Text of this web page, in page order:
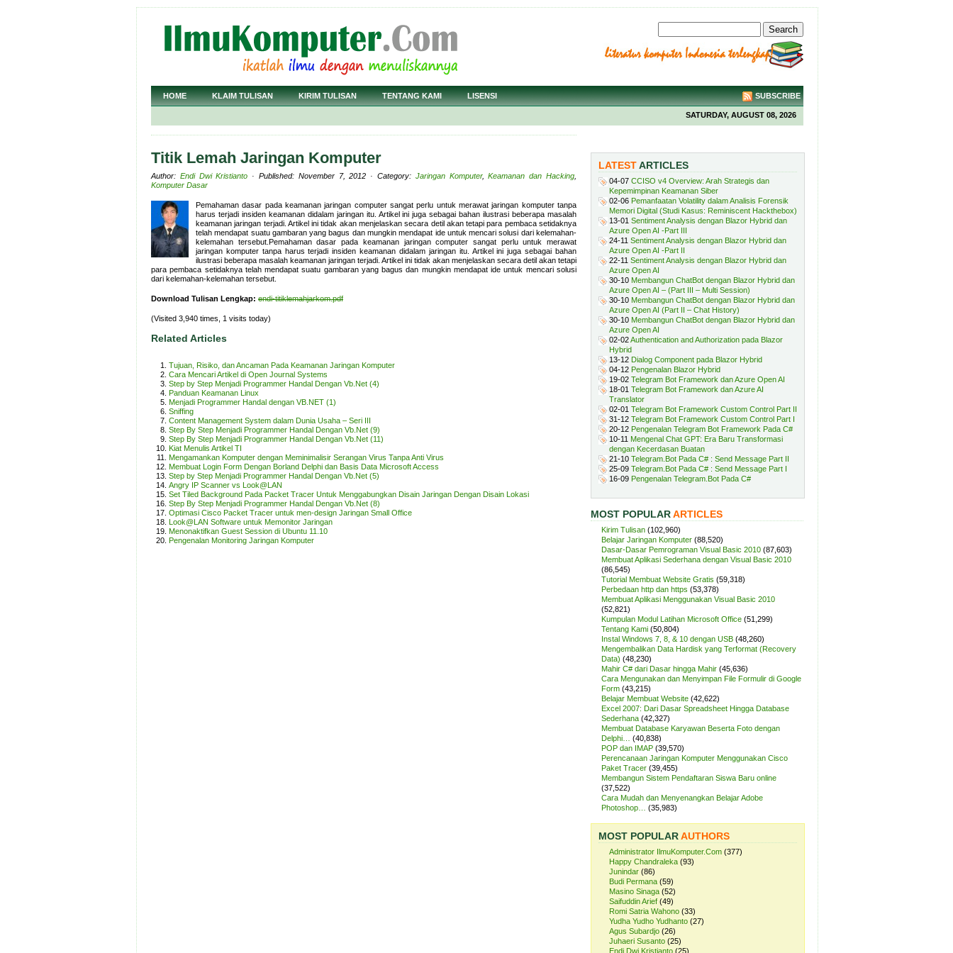
HOME KLAIM TULISAN KIRIM TULISAN TENTANG KAMI LISENSI SUBSCRIBE
SATURDAY, AUGUST 08, 2026
Titik Lemah Jaringan Komputer
Author: Endi Dwi Kristianto · Published: November 7, 2012 · Category: Jaringan Komputer,Keamanan dan Hacking
Komputer Dasar
Pemahaman dasar pada keamanan jaringan computer sangat perlu untuk merawat jaringan komputer tanpa
harus terjadi insiden keamanan didalam jaringan itu. Artikel ini juga sebagai bahan ilustrasi beberapa masalah
keamanan jaringan terjadi. Artikel ini tidak akan menjelaskan secara detil akan tetapi para pembaca setidaknya
telah mendapat suatu gambaran yang bagus dan mungkin mendapat ide untuk mencari solusi dari kelemahan-
kelemahan tersebut.Pemahaman dasar pada keamanan jaringan computer sangat perlu untuk merawat
jaringan komputer tanpa harus terjadi insiden keamanan didalam jaringan itu. Artikel ini juga sebagai bahan
ilustrasi beberapa masalah keamanan jaringan terjadi. Artikel ini tidak akan menjelaskan secara detil akan tetapi
para pembaca setidaknya telah mendapat suatu gambaran yang bagus dan mungkin mendapat ide untuk mencari solusi
dari kelemahan-kelemahan tersebut.
Download Tulisan Lengkap: endi-titiklemahjarkom.pdf
(Visited 3,940 times, 1 visits today)
Related Articles
Tujuan, Risiko, dan Ancaman Pada Keamanan Jaringan Komputer
Cara Mencari Artikel di Open Journal Systems
Step by Step Menjadi Programmer Handal Dengan Vb.Net (4)
Panduan Keamanan Linux
Menjadi Programmer Handal dengan VB.NET (1)
Sniffing
Content Management System dalam Dunia Usaha – Seri III
Step By Step Menjadi Programmer Handal Dengan Vb.Net (9)
Step By Step Menjadi Programmer Handal Dengan Vb.Net (11)
Kiat Menulis Artikel TI
Mengamankan Komputer dengan Meminimalisir Serangan Virus Tanpa Anti Virus
Membuat Login Form Dengan Borland Delphi dan Basis Data Microsoft Access
Step by Step Menjadi Programmer Handal Dengan Vb.Net (5)
Angry IP Scanner vs Look@LAN
Set Tiled Background Pada Packet Tracer Untuk Menggabungkan Disain Jaringan Dengan Disain Lokasi
Step By Step Menjadi Programmer Handal Dengan Vb.Net (8)
Optimasi Cisco Packet Tracer untuk men-design Jaringan Small Office
Look@LAN Software untuk Memonitor Jaringan
Menonaktifkan Guest Session di Ubuntu 11.10
Pengenalan Monitoring Jaringan Komputer
LATESTARTICLES
04-07 CCISO v4 Overview: Arah Strategis dan
Kepemimpinan Keamanan Siber
02-06 Pemanfaatan Volatility dalam Analisis Forensik
Memori Digital (Studi Kasus: Reminiscent Hackthebox)
13-01 Sentiment Analysis dengan Blazor Hybrid dan
Azure Open AI -Part III
24-11 Sentiment Analysis dengan Blazor Hybrid dan
Azure Open AI -Part II
22-11 Sentiment Analysis dengan Blazor Hybrid dan
Azure Open AI
30-10 Membangun ChatBot dengan Blazor Hybrid dan
Azure Open AI – (Part III – Multi Session)
30-10 Membangun ChatBot dengan Blazor Hybrid dan
Azure Open AI (Part II – Chat History)
30-10 Membangun ChatBot dengan Blazor Hybrid dan
Azure Open AI
02-02Authentication and Authorization pada Blazor
Hybrid
13-12 Dialog Component pada Blazor Hybrid
04-12 Pengenalan Blazor Hybrid
19-02 Telegram Bot Framework dan Azure Open AI
18-01 Telegram Bot Framework dan Azure AI
Translator
02-01 Telegram Bot Framework Custom Control Part II
31-12 Telegram Bot Framework Custom Control Part I
20-12 Pengenalan Telegram Bot Framework Pada C#
10-11 Mengenal Chat GPT: Era Baru Transformasi
dengan Kecerdasan Buatan
21-10 Telegram.Bot Pada C# : Send Message Part II
25-09 Telegram.Bot Pada C# : Send Message Part I
16-09 Pengenalan Telegram.Bot Pada C#
MOST POPULARARTICLES
Kirim Tulisan (102,960)
Belajar Jaringan Komputer (88,520)
Dasar-Dasar Pemrograman Visual Basic 2010 (87,603)
Membuat Aplikasi Sederhana dengan Visual Basic 2010
(86,545)
Tutorial Membuat Website Gratis (59,318)
Perbedaan http dan https (53,378)
Membuat Aplikasi Menggunakan Visual Basic 2010
(52,821)
Kumpulan Modul Latihan Microsoft Office (51,299)
Tentang Kami (50,804)
Instal Windows 7, 8, & 10 dengan USB (48,260)
Mengembalikan Data Hardisk yang Terformat (Recovery
Data) (48,230)
Mahir C# dari Dasar hingga Mahir (45,636)
Cara Mengunakan dan Menyimpan File Formulir di Google
Form (43,215)
Belajar Membuat Website (42,622)
Excel 2007: Dari Dasar Spreadsheet Hingga Database
Sederhana (42,327)
Membuat Database Karyawan Beserta Foto dengan
Delphi…
(40,838)
POP dan IMAP (39,570)
Perencanaan Jaringan Komputer Menggunakan Cisco
Paket Tracer (39,455)
Membangun Sistem Pendaftaran Siswa Baru online
(37,522)
Cara Mudah dan Menyenangkan Belajar Adobe
Photoshop…
(35,983)
MOST POPULARAUTHORS
Administrator IlmuKomputer.Com (377)
Happy Chandraleka (93)
Junindar (86)
Budi Permana (59)
Masino Sinaga (52)
Saifuddin Arief (49)
Romi Satria Wahono (33)
Yudha Yudho Yudhanto (27)
Agus Subardjo (26)
Juhaeri Susanto (25)
Endi Dwi Kristianto (25)